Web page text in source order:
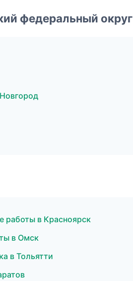
федеральный округ
в Красноярск
в Омск
в Тольятти